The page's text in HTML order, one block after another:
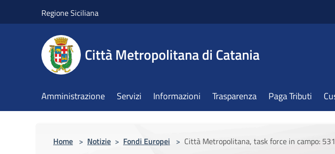
Regione Siciliana
Città Metropolitana di Catania
Amministrazione Servizi Informazioni Trasparenza Paga Tributi
Home > Notizie > Fondi Europei > Città Metropolitana, task force in campo: